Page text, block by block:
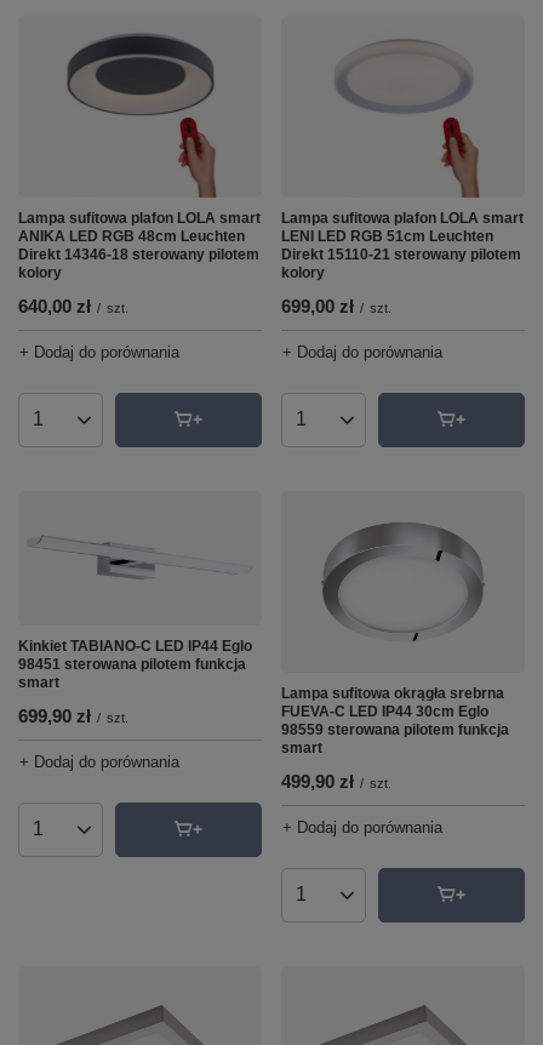
Lampa sufitowa plafon LOLA smart
ANIKA LED RGB 48cm Leuchten
Direkt 14346-18 sterowany pilotem
kolory
640,00 zł / szt.
+ Dodaj do porównania
Ilość produktów
Lampa sufitowa plafon LOLA smart
LENI LED RGB 51cm Leuchten
Direkt 15110-21 sterowany pilotem
kolory
699,00 zł / szt.
+ Dodaj do porównania
Ilość produktów
Kinkiet TABIANO-C LED IP44 Eglo
98451 sterowana pilotem funkcja
smart
699,90 zł / szt.
+ Dodaj do porównania
Ilość produktów
Lampa sufitowa okrągła srebrna
FUEVA-C LED IP44 30cm Eglo
98559 sterowana pilotem funkcja
smart
499,90 zł / szt.
+ Dodaj do porównania
Ilość produktów